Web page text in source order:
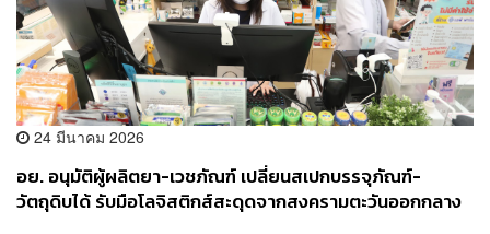
24 มีนาคม 2026
อย. อนุมัติผู้ผลิตยา-เวชภัณฑ์ เปลี่ยนสเปกบรรจุภัณฑ์-
วัตถุดิบได้ รับมือโลจิสติกส์สะดุดจากสงครามตะวันออกกลาง